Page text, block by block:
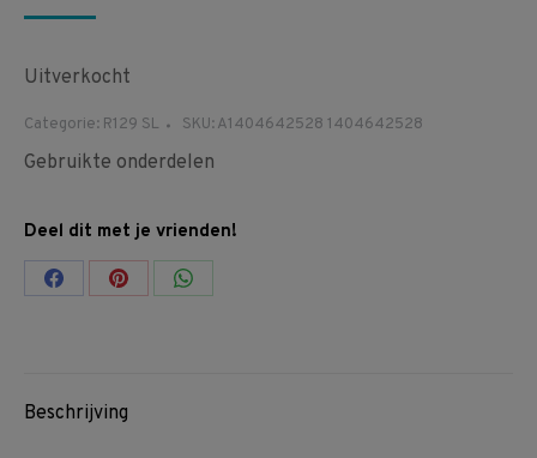
Uitverkocht
Categorie: R129 SL SKU:A1404642528 1404642528
Gebruikte onderdelen
Deel dit met je vrienden!
Share Share Share
Beschrijving